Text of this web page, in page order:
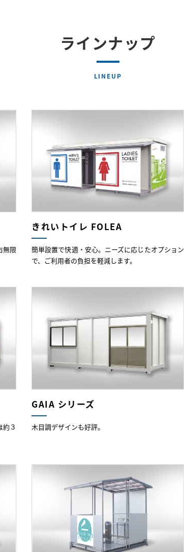
ラインナップ
LINEUP
無限
きれいトイレ FOLEA
簡単設置で快適・安心。ニーズに応じたオプション
で、ご利用者の負担を軽減します。
３
GAIA シリーズ
木目調デザインも好評。